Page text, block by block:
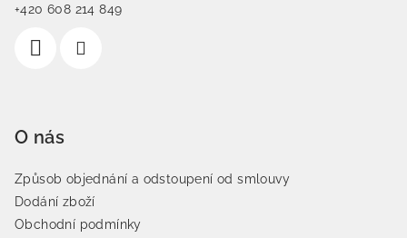
+420 608 214 849
O nás
Způsob objednání a odstoupení od smlouvy
Dodání zboží
Obchodní podmínky